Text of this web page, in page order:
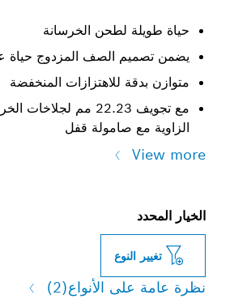
حياة طويلة لطحن الخرسانة
يضمن تصميم الصف المزدوج حياة
متوازن بدقة للاهتزازات المنخفضة
مع تجويف 22.23 مم
الزاوية مع صامولة قفل
View more
الخيار المحدد
تغيير النوع
نظرة عامة على الأنواع(2)